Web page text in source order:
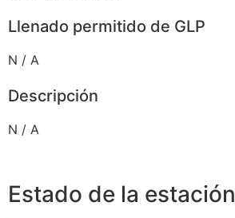
Llenado permitido de GLP
N / A
Descripción
N / A
Estado de la estación